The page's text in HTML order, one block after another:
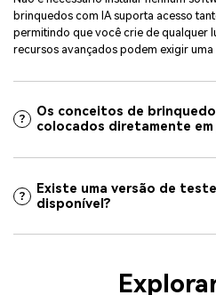
brinquedos com IA suporta acesso
permitindo que você crie de qualquer
recursos avançados podem exigir uma
Os conceitos de
colocados diretamente em
Existe uma versão de
disponível?